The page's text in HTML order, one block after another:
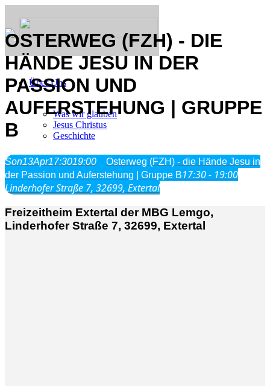
Über Uns
Was wir glauben
Jesus Christus
Geschichte
Neu hier
Veranstaltungen
OSTERWEG (FZH) - DIE
HÄNDE JESU IN DER
PASSION UND
AUFERSTEHUNG | GRUPPE
B
Son13Apr17:3019:00
Osterweg (FZH) - die Hände Jesu in
der Passion und Auferstehung | Gruppe B17:30 - 19:00
Linderhofer Straße 7, 32699, Extertal
Freizeitheim Extertal der MBG Lemgo,
Linderhofer Straße 7, 32699, Extertal